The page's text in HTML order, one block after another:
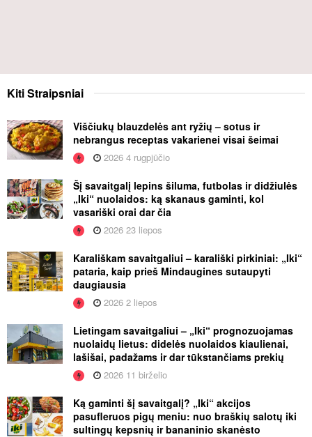
KitiStraipsniai
Viščiukų blauzdelės ant ryžių – sotus ir
nebrangus receptas vakarienei visai šeimai
2026 4 rugpjūčio
Šį savaitgalį lepins šiluma, futbolas ir didžiulės
„Iki“ nuolaidos: ką skanaus gaminti, kol
vasariški orai dar čia
2026 23 liepos
Karališkam savaitgaliui – karališki pirkiniai: „Iki“
pataria, kaip prieš Mindaugines sutaupyti
daugiausia
2026 2 liepos
Lietingam savaitgaliui – „Iki“ prognozuojamas
nuolaidų lietus: didelės nuolaidos kiaulienai,
lašišai, padažams ir dar tūkstančiams prekių
2026 11 birželio
Ką gaminti šį savaitgalį? „Iki“ akcijos
pasufleruos pigų meniu: nuo braškių salotų iki
sultingų kepsnių ir bananinio skanėsto